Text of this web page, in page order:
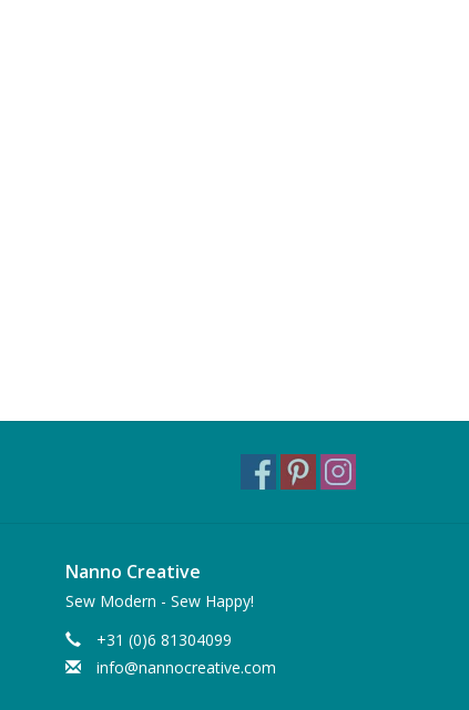
Nanno Creative
Sew Modern - Sew Happy!
+31 (0)6 81304099
info@nannocreative.com